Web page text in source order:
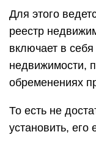
Для этого
реестр
включает в
недвижимости,
обременениях
То есть не
установить, его